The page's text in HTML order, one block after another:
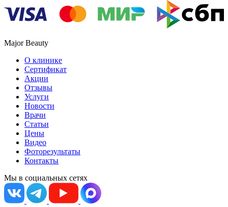
Major Beauty
О клинике
Сертификат
Акции
Отзывы
Услуги
Новости
Врачи
Статьи
Цены
Видео
Фоторезультаты
Контакты
Мы в социальных сетях